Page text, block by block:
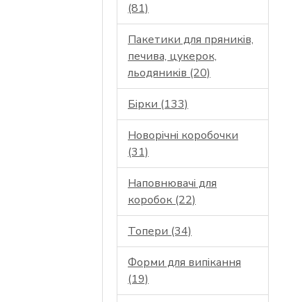
(81)
Пакетики для пряників,
печива, цукерок,
льодяників (20)
Бірки (133)
Новорічні коробочки
(31)
Наповнювачі для
коробок (22)
Топери (34)
Форми для випікання
(19)